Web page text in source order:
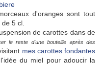
d'oranges sont tout
5 cl.
de carottes dans de
le reste d'une bouteille après des
mes carottes fondantes
du miel pour adoucir la